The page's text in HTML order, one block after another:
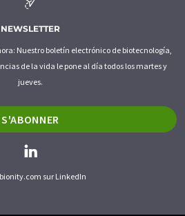
NEWSLETTER
Nuestro boletín electrónico de biotecnología,
de la vida le pone al día todos los martes y
jueves.
S'ABONNER
sur LinkedIn